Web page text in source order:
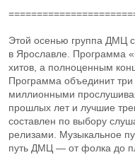
Этой осенью группа ДМЦ
в Ярославле. Программа
хитов, а полноценным
Программа объединит
миллионными
прошлых лет и лучшие
составлен по выбору
релизами. Музыкальное
путь ДМЦ — от фолка до